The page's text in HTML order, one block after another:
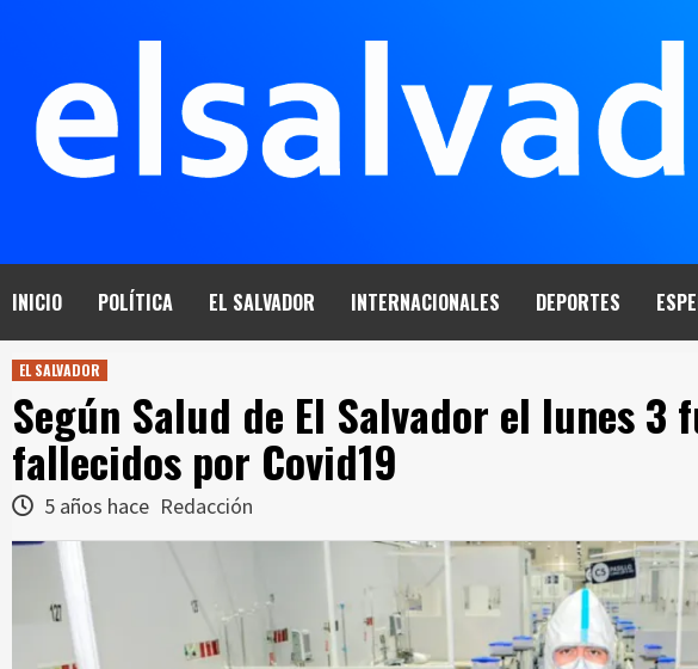
INICIO POLÍTICA EL SALVADOR INTERNACIONALES DEPORTES
EL SALVADOR
Según Salud de El Salvador el lunes 3
fallecidos por Covid19
5 años hace Redacción